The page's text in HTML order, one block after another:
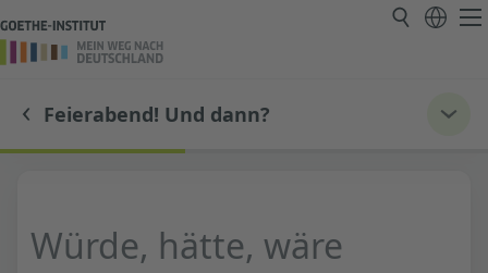
Feierabend! Und dann?
Würde, hätte, wäre